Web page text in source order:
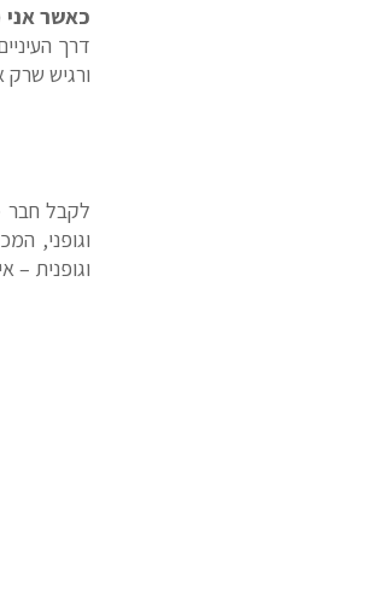
כאשר אני
דרך
ורגיש שרק
לקבל חבר
וגופני,
וגופנית –